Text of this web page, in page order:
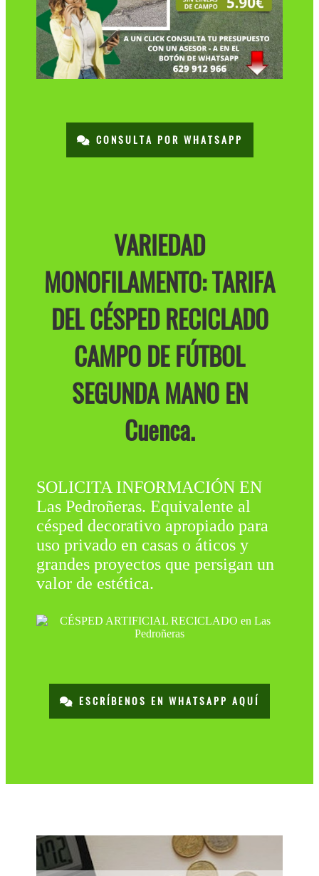
CONSULTA POR WHATSAPP
VARIEDAD
MONOFILAMENTO: TARIFA
DEL CÉSPED RECICLADO
CAMPO DE FÚTBOL
SEGUNDA MANO EN
Cuenca.
SOLICITA INFORMACIÓN EN
Las Pedroñeras. Equivalente al
césped decorativo apropiado para
uso privado en casas o áticos y
grandes proyectos que persigan un
valor de estética.
ESCRÍBENOS EN WHATSAPP AQUÍ